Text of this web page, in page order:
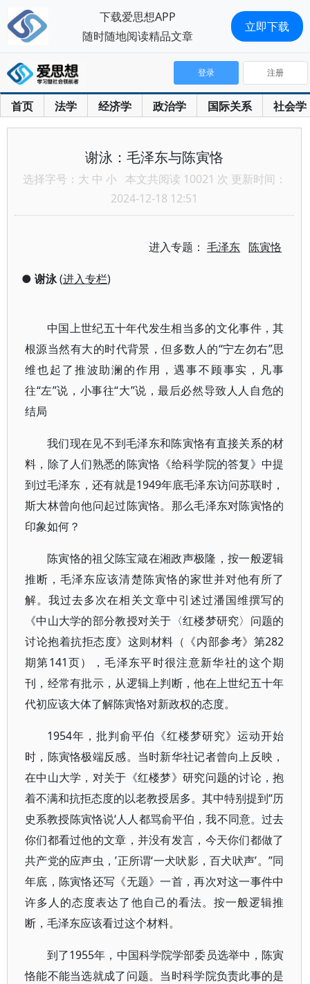
首页 法学 经济学 政治学 国际关系 社会学
登录 注册
谢泳：毛泽东与陈寅恪
选择字号： 大 中 小 本文共阅读 10021 次 更新时间：
2024-12-18 12:51
进入专题：毛泽东 陈寅恪
● 谢泳(进入专栏)
中国上世纪五十年代发生相当多的文化事件，其
根源当然有大的时代背景，但多数人的“宁左勿右”思
维也起了推波助澜的作用，遇事不顾事实，凡事
往“左”说，小事往“大”说，最后必然导致人人自危的
结局
我们现在见不到毛泽东和陈寅恪有直接关系的材
料，除了人们熟悉的陈寅恪《给科学院的答复》中提
到过毛泽东，还有就是1949年底毛泽东访问苏联时，
斯大林曾向他问起过陈寅恪。那么毛泽东对陈寅恪的
印象如何？
陈寅恪的祖父陈宝箴在湘政声极隆，按一般逻辑
推断，毛泽东应该清楚陈寅恪的家世并对他有所了
解。我过去多次在相关文章中引述过潘国维撰写的
《中山大学的部分教授对关于〈红楼梦研究〉问题的
讨论抱着抗拒态度》这则材料（《内部参考》第282
期第141页），毛泽东平时很注意新华社的这个期
刊，经常有批示，从逻辑上判断，他在上世纪五十年
代初应该大体了解陈寅恪对新政权的态度。
1954年，批判俞平伯《红楼梦研究》运动开始
时，陈寅恪极端反感。当时新华社记者曾向上反映，
在中山大学，对关于《红楼梦》研究问题的讨论，抱
着不满和抗拒态度的以老教授居多。其中特别提到“历
史系教授陈寅恪说‘人人都骂俞平伯，我不同意。过去
你们都看过他的文章，并没有发言，今天你们都做了
共产党的应声虫，’正所谓‘一犬吠影，百犬吠声’。”同
年底，陈寅恪还写《无题》一首，再次对这一事件中
许多人的态度表达了他自己的看法。按一般逻辑推
断，毛泽东应该看过这个材料。
到了1955年，中国科学院学部委员选举中，陈寅
恪能不能当选就成了问题。当时科学院负责此事的是
下载爱思想APP
随时随地阅读精品文章
立即下载